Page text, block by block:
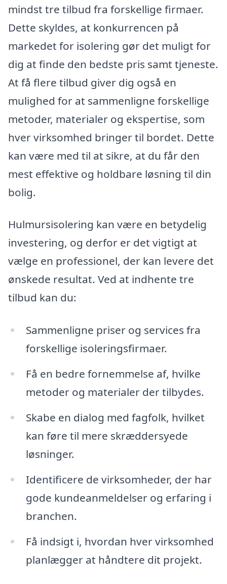
mindst tre tilbud fra forskellige firmaer.
Dette skyldes, at konkurrencen på
markedet for isolering gør det muligt for
dig at finde den bedste pris samt tjeneste.
At få flere tilbud giver dig også en
mulighed for at sammenligne forskellige
metoder, materialer og ekspertise, som
hver virksomhed bringer til bordet. Dette
kan være med til at sikre, at du får den
mest effektive og holdbare løsning til din
bolig.
Hulmursisolering kan være en betydelig
investering, og derfor er det vigtigt at
vælge en professionel, der kan levere det
ønskede resultat. Ved at indhente tre
tilbud kan du:
Sammenligne priser og services fra
forskellige isoleringsfirmaer.
Få en bedre fornemmelse af, hvilke
metoder og materialer der tilbydes.
Skabe en dialog med fagfolk, hvilket
kan føre til mere skræddersyede
løsninger.
Identificere de virksomheder, der har
gode kundeanmeldelser og erfaring i
branchen.
Få indsigt i, hvordan hver virksomhed
planlægger at håndtere dit projekt.